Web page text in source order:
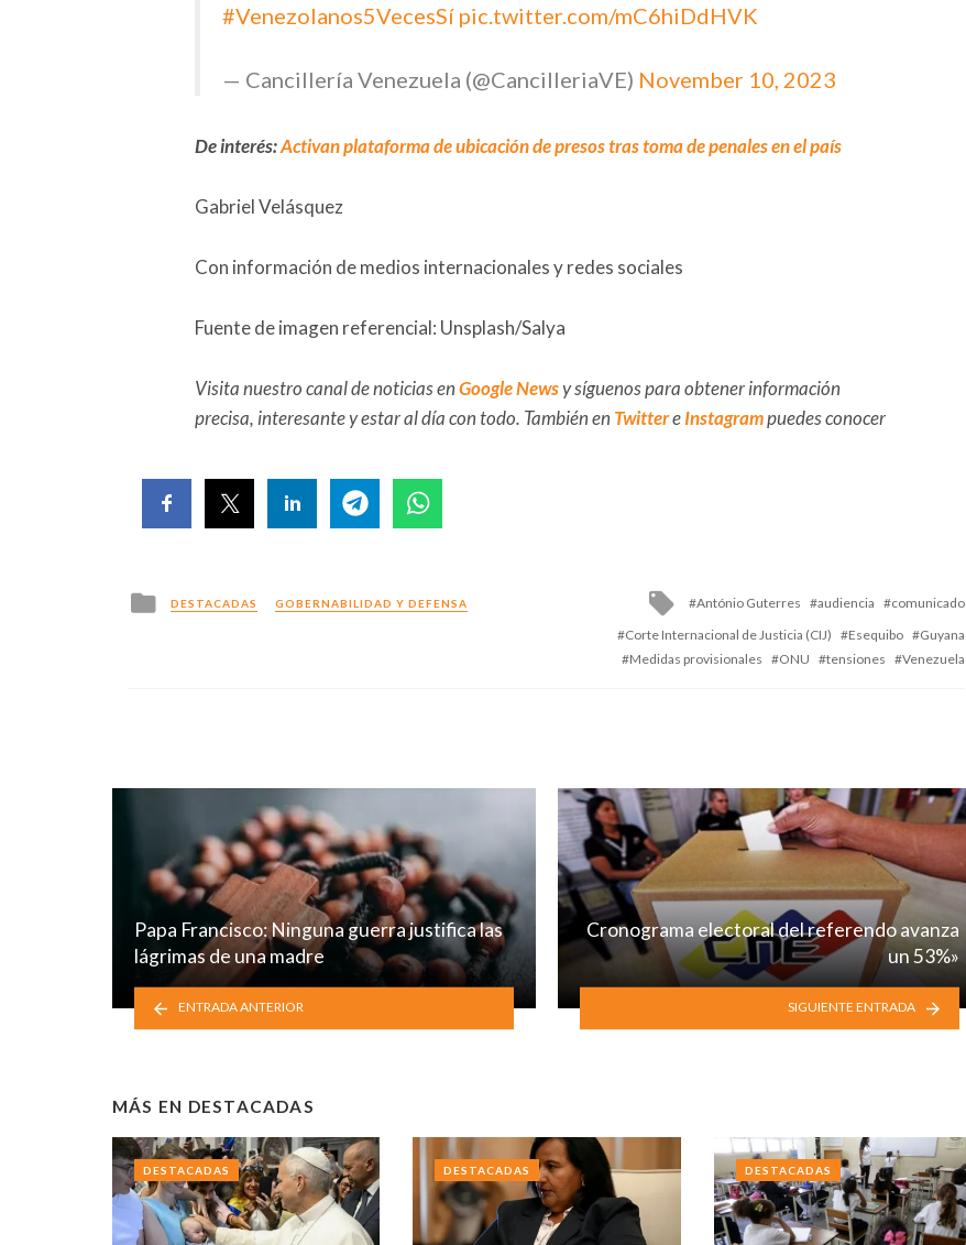
#Venezolanos5VecesSí pic.twitter.com/mC6hiDdHVK
— Cancillería Venezuela (@CancilleriaVE) November 10, 2023
De interés:Activan plataforma de ubicación de presos tras toma de penales en el país
Gabriel Velásquez
Con información de medios internacionales y redes sociales
Fuente de imagen referencial: Unsplash/Salya
Visita nuestro canal de noticias enGoogle Newsy síguenos para obtener información
precisa, interesante y estar al día con todo. También en TwittereInstagrampuedes conocer
Posted
in
DESTACADAS GOBERNABILIDAD Y DEFENSA
Tagged
António Guterres audiencia
comunicado
Corte Internacional de Justicia (CIJ)
Esequibo
Guyana
Medidas provisionales
ONU tensiones Venezuela
Papa Francisco: Ninguna guerra justifica las
lágrimas de una madre
ENTRADA ANTERIOR
Cronograma electoral del referendo avanza
un 53%»
SIGUIENTE ENTRADA
MÁS EN DESTACADAS
DESTACADAS DESTACADAS DESTACADAS